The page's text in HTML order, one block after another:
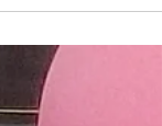
Christian
Canaria , Pfarrer